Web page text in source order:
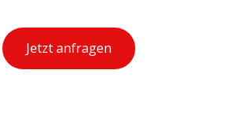
Jetzt anfragen